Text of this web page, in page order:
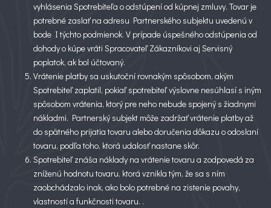
vyhlásenia Spotrebiteľa o odstúpení od kúpnej zmluvy. Tovar je
potrebné zaslať na adresu Partnerského subjektu uvedenú v
bode I týchto podmienok. V prípade úspešného odstúpenia od
dohody o kúpe vráti Spracovateľ Zákazníkovi aj Servisný
poplatok, ak bol účtovaný.
Vrátenie platby sa uskutoční rovnakým spôsobom, akým
Spotrebiteľ zaplatil, pokiaľ spotrebiteľ výslovne nesúhlasí s iným
spôsobom vrátenia, ktorý pre neho nebude spojený s žiadnymi
nákladmi. Partnerský subjekt môže zadržať vrátenie platby až
do spätného prijatia tovaru alebo doručenia dôkazu o odoslaní
tovaru, podľa toho, ktorá udalosť nastane skôr.
Spotrebiteľ znáša náklady na vrátenie tovaru a zodpovedá za
zníženú hodnotu tovaru, ktorá vznikla tým, že sa s ním
zaobchádzalo inak, ako bolo potrebné na zistenie povahy,
vlastností a funkčnosti tovaru. .